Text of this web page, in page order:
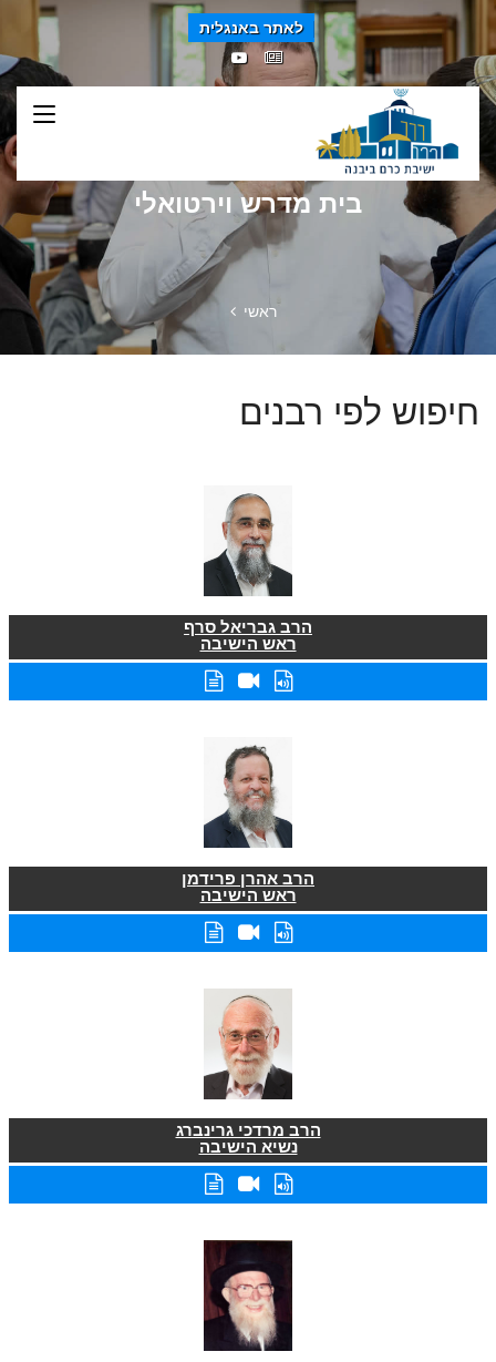
לאתר באנגלית
בית מדרש וירטואלי
ראשי
חיפוש לפי רבנים
הרב גבריאל סרף
ראש הישיבה
הרב אהרן פרידמן
ראש הישיבה
הרב מרדכי גרינברג
נשיא הישיבה